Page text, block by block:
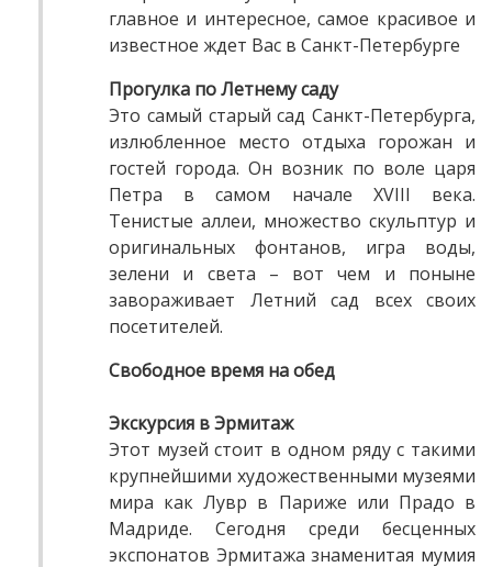
главное и интересное, самое красивое и
известное ждет Вас в Санкт-Петербурге
Прогулка по Летнему саду
Это самый старый сад Санкт-Петербурга,
излюбленное место отдыха горожан и
гостей города. Он возник по воле царя
Петра в самом начале XVIII века.
Тенистые аллеи, множество скульптур и
оригинальных фонтанов, игра воды,
зелени и света – вот чем и поныне
завораживает Летний сад всех своих
посетителей.
Свободное время на обед
Экскурсия в Эрмитаж
Этот музей стоит в одном ряду с такими
крупнейшими художественными музеями
мира как Лувр в Париже или Прадо в
Мадриде. Сегодня среди бесценных
экспонатов Эрмитажа знаменитая мумия